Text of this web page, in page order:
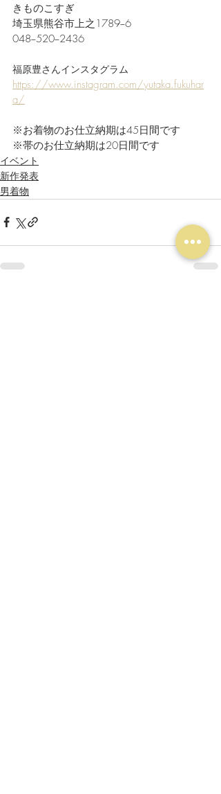
きものこすぎ
埼玉県熊谷市上之1789−6
048−520−2436
福原豊さんインスタグラム
https://www.instagram.com/yutaka.fukuhar
a/
※お着物のお仕立納期は45日間です
※帯のお仕立納期は20日間です
イベント
新作発表
男着物